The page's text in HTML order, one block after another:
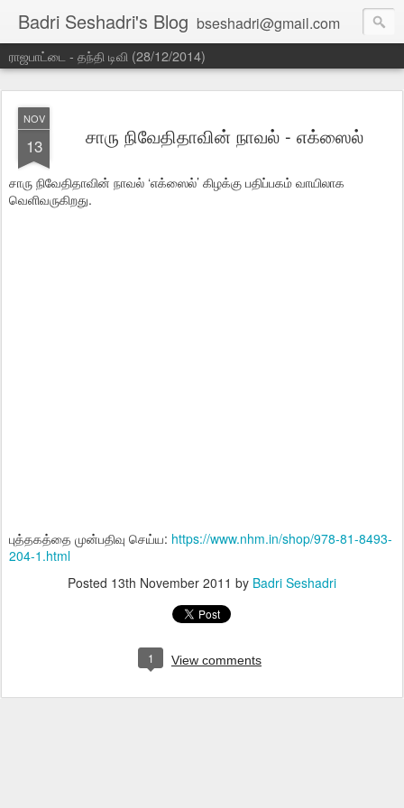
Badri Seshadri's Blog bseshadri@gmail.com
ராஜபாட்டை - தந்தி டிவி (28/12/2014)
NOV
13 சாரு நிவேதிதாவின் நாவல் - எக்ஸைல்
சாரு நிவேதிதாவின் நாவல் ‘எக்ஸைல்’ கிழக்கு பதிப்பகம் வாயிலாக
வெளிவருகிறது.
புத்தகத்தை முன்பதிவு செய்ய: https://www.nhm.in/shop/978-81-8493-
204-1.html
Posted 13th November 2011 by Badri Seshadri
1 View comments